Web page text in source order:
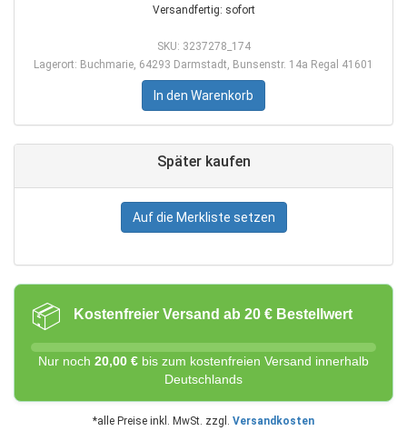
Versandfertig: sofort
SKU: 3237278_174
Lagerort: Buchmarie, 64293 Darmstadt, Bunsenstr. 14a Regal 41601
In den Warenkorb
Später kaufen
Auf die Merkliste setzen
📦 Kostenfreier Versand ab 20 € Bestellwert
Nur noch 20,00 € bis zum kostenfreien Versand innerhalb
Deutschlands
*alle Preise inkl. MwSt. zzgl. Versandkosten